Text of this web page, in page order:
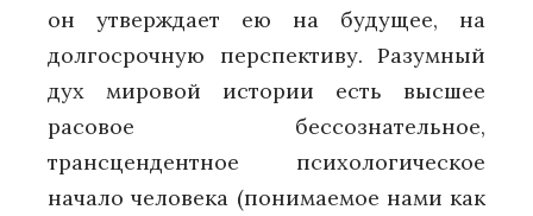
он утверждает ею на будущее, на
долгосрочную перспективу. Разумный
дух мировой истории есть высшее
расовое бессознательное,
трансцендентное психологическое
начало человека (понимаемое нами как